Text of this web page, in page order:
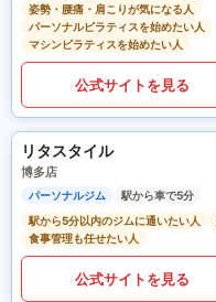
姿勢・腰痛・肩こりが気になる人
パーソナルピラティスを始めたい人
マシンピラティスを始めたい人
公式サイトを見る
リタスタイル
博多店
パーソナルジム
駅から車で5分
駅から5分以内のジムに通いたい人
食事管理も任せたい人
公式サイトを見る